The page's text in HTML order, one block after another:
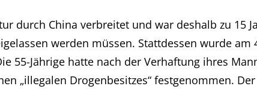
durch China verbreitet und war deshalb zu 15
werden müssen. Stattdessen wurde am
55-Jährige hatte nach der Verhaftung ihres
„illegalen Drogenbesitzes“ festgenommen.